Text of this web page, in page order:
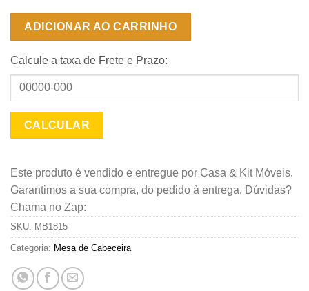
ADICIONAR AO CARRINHO
Calcule a taxa de Frete e Prazo:
Este produto é vendido e entregue por Casa & Kit Móveis.
Garantimos a sua compra, do pedido à entrega. Dúvidas?
Chama no Zap:
SKU: MB1815
Categoria: Mesa de Cabeceira